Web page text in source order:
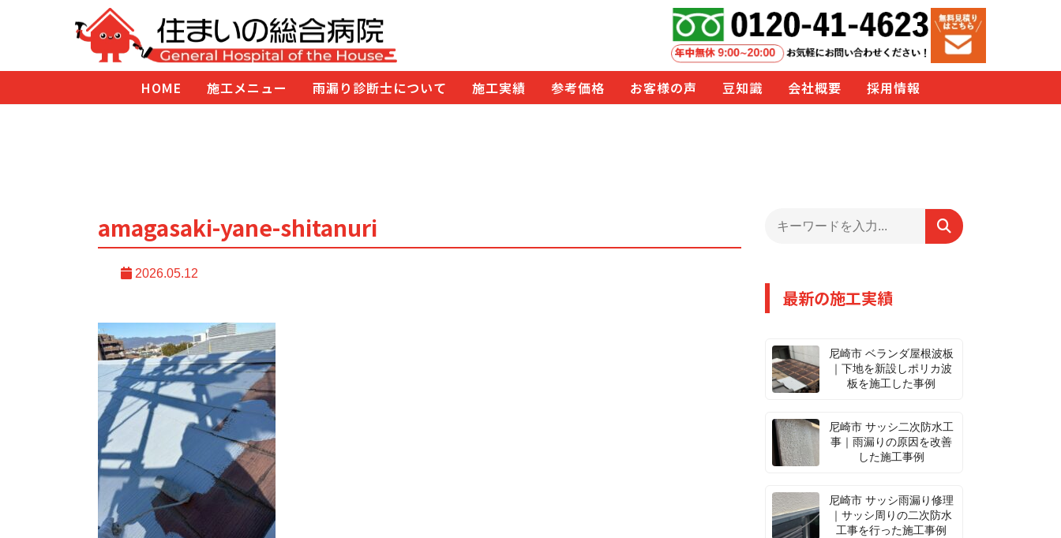
HOME 施工メニュー 雨漏り診断士について 施工実績 参考価格 お客様の声 豆知識 会社概要 採用情報
amagasaki-yane-shitanuri
2026.05.12
最新の施工実績
尼崎市 ベランダ屋根波板
｜下地を新設しポリカ波
板を施工した事例
尼崎市 サッシ二次防水工
事｜雨漏りの原因を改善
した施工事例
尼崎市 サッシ雨漏り修理
｜サッシ周りの二次防水
工事を行った施工事例